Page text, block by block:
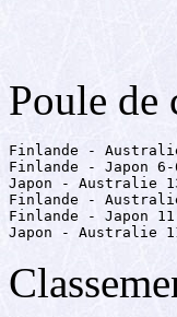
Poule de
Finlande -
Finlande - Japon
Japon - Australie
Finlande -
Finlande - Japon
Japon - Australie